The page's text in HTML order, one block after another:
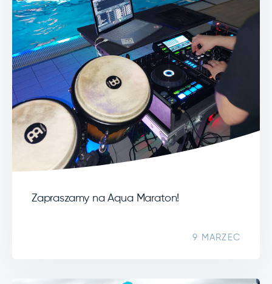
Zapraszamy na Aqua Maraton!
9 MARZEC